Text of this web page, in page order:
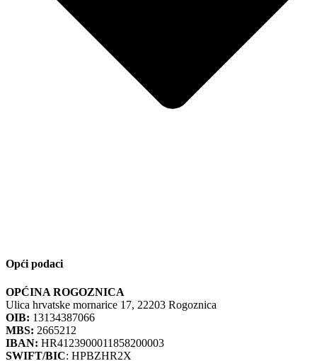
Opći podaci
OPĆINA ROGOZNICA
Ulica hrvatske mornarice 17, 22203 Rogoznica
OIB: 13134387066
MBS: 2665212
IBAN: HR4123900011858200003
SWIFT/BIC: HPBZHR2X